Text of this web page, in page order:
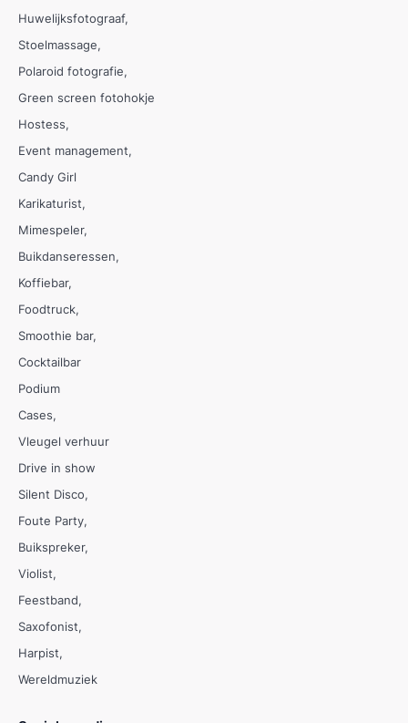
Huwelijksfotograaf
Stoelmassage
Polaroid fotografie
Green screen fotohokje
Hostess
Event management
Candy Girl
Karikaturist
Mimespeler
Buikdanseressen
Koffiebar
Foodtruck
Smoothie bar
Cocktailbar
Podium
Cases
Vleugel verhuur
Drive in show
Silent Disco
Foute Party
Buikspreker
Violist
Feestband
Saxofonist
Harpist
Wereldmuziek